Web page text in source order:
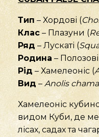
Тип – Хордові (
Клас – Плазуни (
Ряд – Лускаті (
Родина –
Рід – Хамелеоніс (
Вид – Anolis
Хамелеоніс
видом Куби, де
лісах, садах та